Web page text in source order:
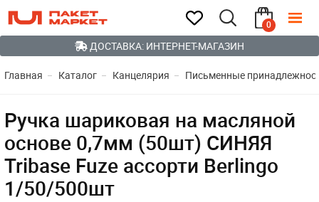
0
ДОСТАВКА: ИНТЕРНЕТ-МАГАЗИН
Главная Каталог Канцелярия Письменные
Ручка шариковая на масляной
основе 0,7мм (50шт) СИНЯЯ
Tribase Fuze ассорти Berlingo
1/50/500шт